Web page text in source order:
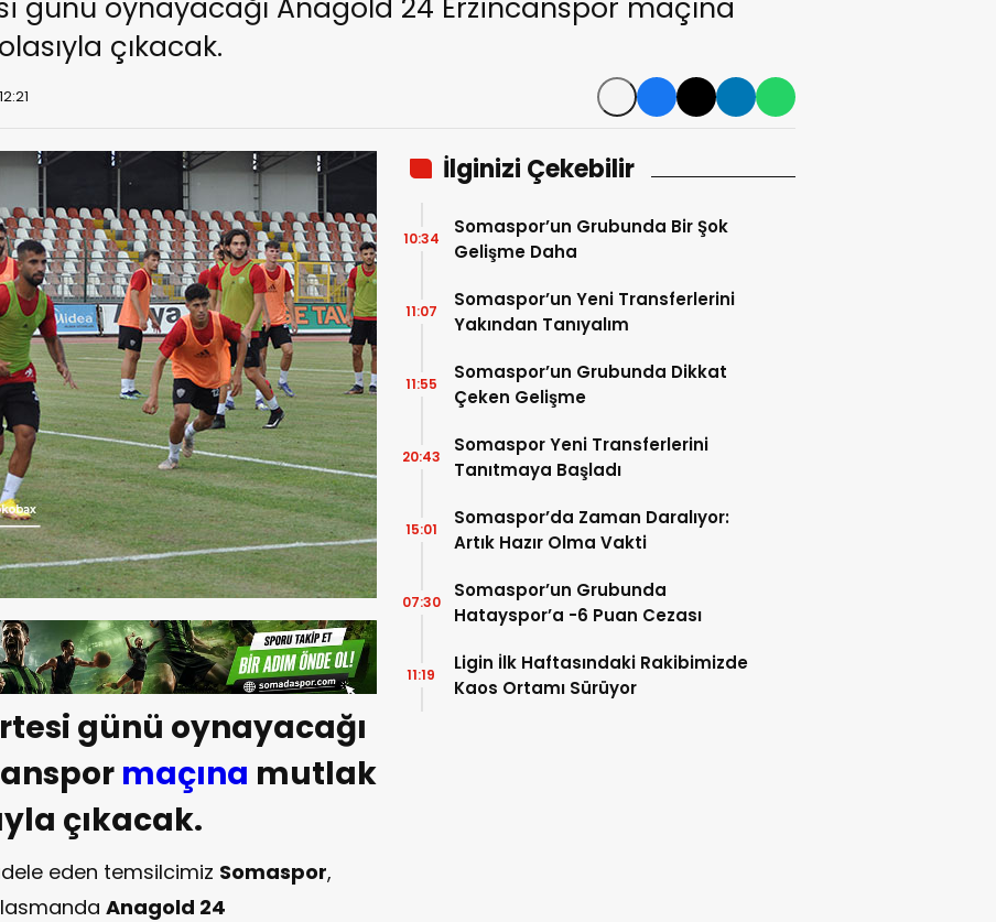
günü oynayacağı Anagold 24 Erzincanspor maçına
çıkacak.
günü oynayacağı
maçına mutlak
çıkacak.
eden temsilcimiz Somaspor,
Anagold 24
İlginizi Çekebilir
Somaspor’un Grubunda Bir Şok
Gelişme Daha
10:34
Somaspor’un Yeni Transferlerini
Yakından Tanıyalım
11:07
Somaspor’un Grubunda Dikkat
Çeken Gelişme
11:55
Somaspor Yeni Transferlerini
Tanıtmaya Başladı
20:43
Somaspor’da Zaman Daralıyor:
Artık Hazır Olma Vakti
15:01
Somaspor’un Grubunda
Hatayspor’a -6 Puan Cezası
07:30
Ligin İlk Haftasındaki Rakibimizde
Kaos Ortamı Sürüyor
11:19